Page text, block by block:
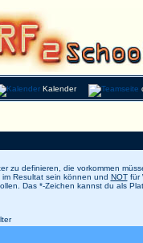
Kalender
zu definieren, die vorkommen
Resultat sein können und NOTfür
Das *-Zeichen kannst du als